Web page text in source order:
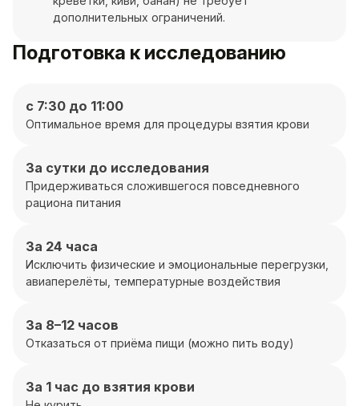
дополнительных ограничений.
Подготовка к исследованию
с 7:30 до 11:00
Оптимальное время для процедуры взятия крови
За сутки до исследования
Придерживаться сложившегося повседневного
рациона питания
За 24 часа
Исключить физические и эмоциональные перегрузки,
авиаперелёты, температурные воздействия
За 8–12 часов
Отказаться от приёма пищи (можно пить воду)
За 1 час до взятия крови